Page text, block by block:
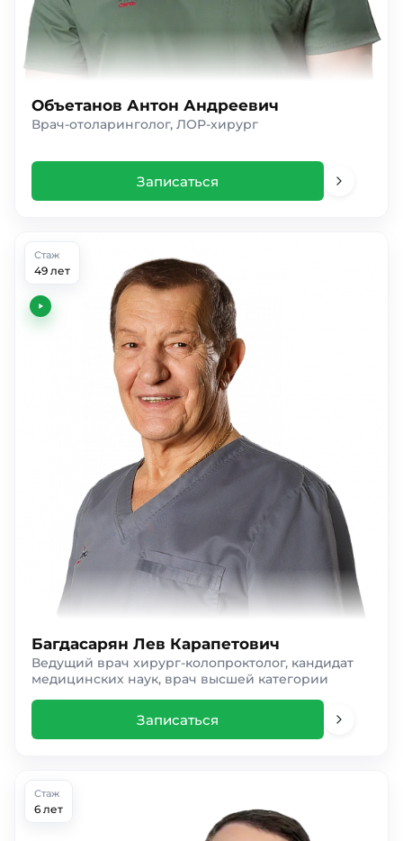
Объетанов Антон Андреевич
Врач-отоларинголог, ЛОР-хирург
Записаться
Стаж
49 лет
Багдасарян Лев Карапетович
Ведущий врач хирург-колопроктолог, кандидат
медицинских наук, врач высшей категории
Записаться
Стаж
6 лет